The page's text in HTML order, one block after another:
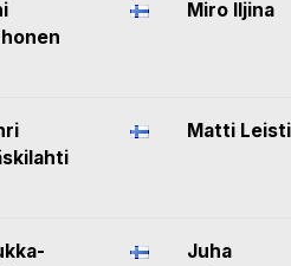
Miro Iljina
Matti
Juha